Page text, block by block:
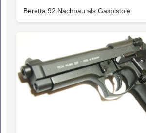
Beretta 92 Nachbau als Gaspistole